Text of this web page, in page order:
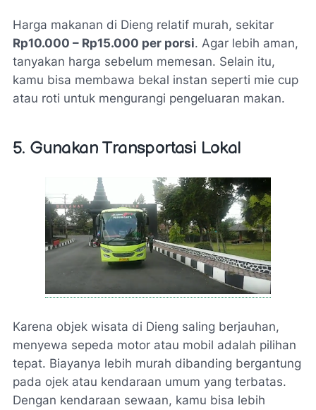
Harga makanan di Dieng relatif murah, sekitar
Rp10.000 – Rp15.000 per porsi. Agar lebih aman,
tanyakan harga sebelum memesan. Selain itu,
kamu bisa membawa bekal instan seperti mie cup
atau roti untuk mengurangi pengeluaran makan.
5. Gunakan Transportasi Lokal
Karena objek wisata di Dieng saling berjauhan,
menyewa sepeda motor atau mobil adalah pilihan
tepat. Biayanya lebih murah dibanding bergantung
pada ojek atau kendaraan umum yang terbatas.
Dengan kendaraan sewaan, kamu bisa lebih